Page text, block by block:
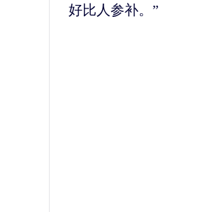
好比人参补。”